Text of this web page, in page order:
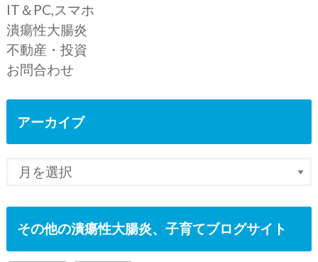
IT＆PC,スマホ
潰瘍性大腸炎
不動産・投資
お問合わせ
アーカイブ
その他の潰瘍性大腸炎、子育てブログサイト